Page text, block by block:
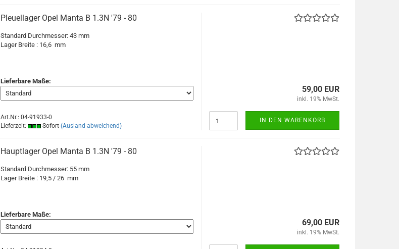
Pleuellager Opel Manta B 1.3N '79 - 80
Standard Durchmesser: 43 mm
Lager Breite : 16,6 mm
Lieferbare Maße:
Art.Nr.: 04-91933-0
Lieferzeit:
Sofort (Ausland abweichend)
59,00 EUR
inkl. 19% MwSt.
IN DEN WARENKORB
Hauptlager Opel Manta B 1.3N '79 - 80
Standard Durchmesser: 55 mm
Lager Breite : 19,5 / 26 mm
Lieferbare Maße:
69,00 EUR
inkl. 19% MwSt.